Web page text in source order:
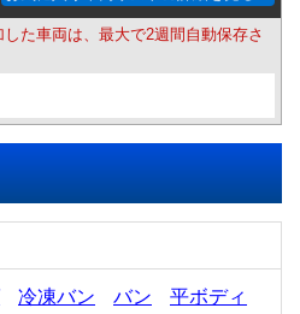
た車両は、最大で2週間自動保存さ
冷凍バン バン 平ボディ